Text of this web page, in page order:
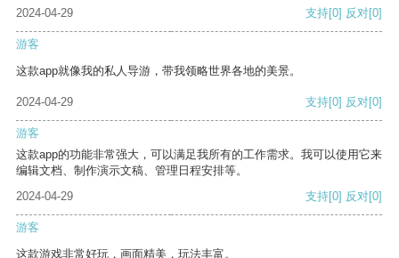
2024-04-29 支持[0] 反对[0]
游客
这款app就像我的私人导游，带我领略世界各地的美景。
2024-04-29 支持[0] 反对[0]
游客
这款app的功能非常强大，可以满足我所有的工作需求。我可以使用它来
编辑文档、制作演示文稿、管理日程安排等。
2024-04-29
支持[0] 反对[0]
游客
这款游戏非常好玩，画面精美，玩法丰富。